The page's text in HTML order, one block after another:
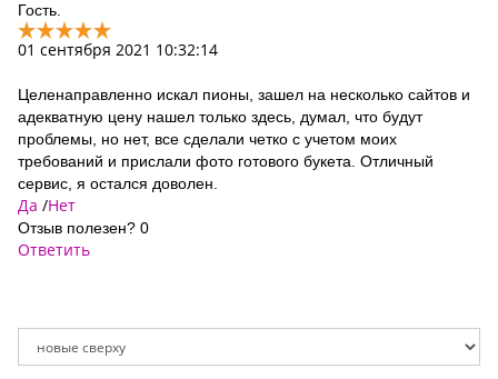
Гость.
01 сентября 2021 10:32:14
Целенаправленно искал пионы, зашел на несколько сайтов и
адекватную цену нашел только здесь, думал, что будут
проблемы, но нет, все сделали четко с учетом моих
требований и прислали фото готового букета. Отличный
сервис, я остался доволен.
Да /Нет
Отзыв полезен? 0
Ответить